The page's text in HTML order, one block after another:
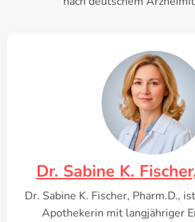
Dr. Sabine K.
Dr. Sabine K. Fischer, Pharm.D.,
Apothekerin mit langjähriger